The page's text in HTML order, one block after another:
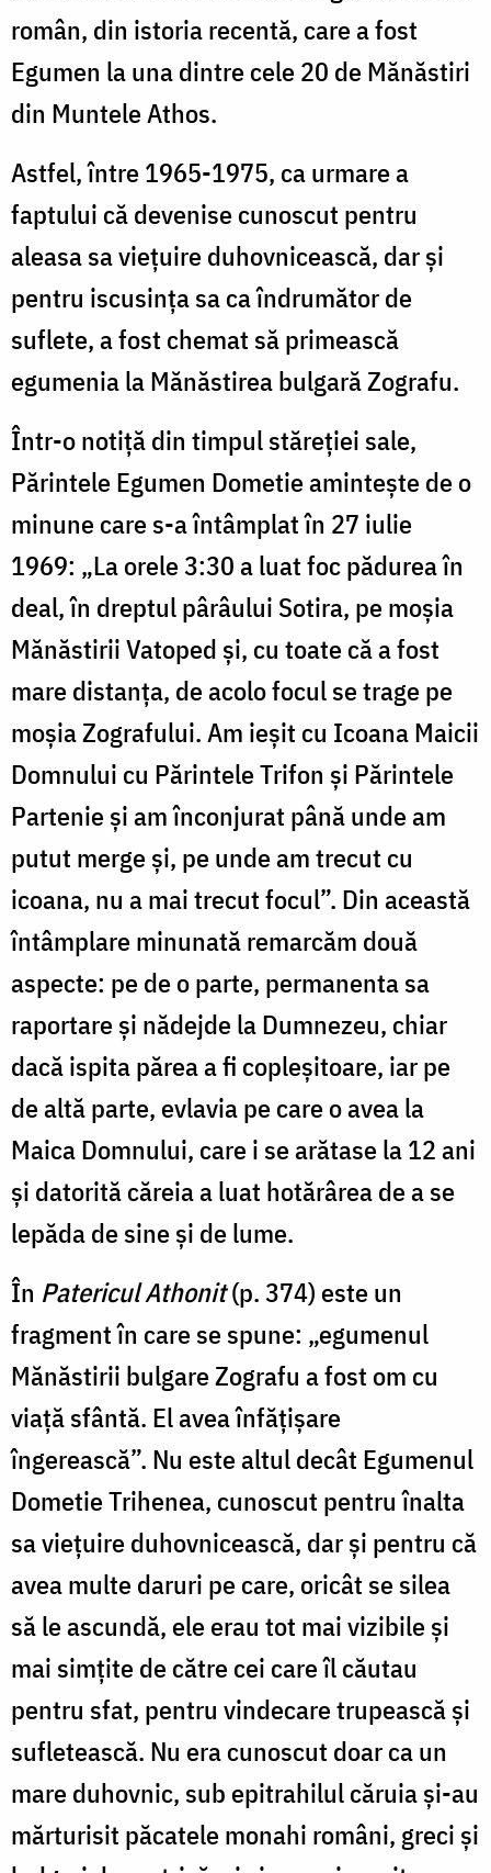
român, din istoria recentă, care a fost
Egumen la una dintre cele 20 de Mănăstiri
din Muntele Athos.
Astfel, între 1965-1975, ca urmare a
faptului că devenise cunoscut pentru
aleasa sa viețuire duhovnicească, dar și
pentru iscusința sa ca îndrumător de
suflete, a fost chemat să primească
egumenia la Mănăstirea bulgară Zografu.
Într-o notiță din timpul stăreției sale,
Părintele Egumen Dometie amintește de o
minune care s-a întâmplat în 27 iulie
1969: „La orele 3:30 a luat foc pădurea în
deal, în dreptul pârâului Sotira, pe moșia
Mănăstirii Vatoped și, cu toate că a fost
mare distanța, de acolo focul se trage pe
moșia Zografului. Am ieșit cu Icoana Maicii
Domnului cu Părintele Trifon și Părintele
Partenie și am înconjurat până unde am
putut merge și, pe unde am trecut cu
icoana, nu a mai trecut focul”. Din această
întâmplare minunată remarcăm două
aspecte: pe de o parte, permanenta sa
raportare și nădejde la Dumnezeu, chiar
dacă ispita părea a fi copleșitoare, iar pe
de altă parte, evlavia pe care o avea la
Maica Domnului, care i se arătase la 12 ani
și datorită căreia a luat hotărârea de a se
lepăda de sine și de lume.
În Patericul Athonit(p. 374) este un
fragment în care se spune: „egumenul
Mănăstirii bulgare Zografu a fost om cu
viață sfântă. El avea înfățișare
îngerească”. Nu este altul decât Egumenul
Dometie Trihenea, cunoscut pentru înalta
sa viețuire duhovnicească, dar și pentru că
avea multe daruri pe care, oricât se silea
să le ascundă, ele erau tot mai vizibile și
mai simțite de către cei care îl căutau
pentru sfat, pentru vindecare trupească și
sufletească. Nu era cunoscut doar ca un
mare duhovnic, sub epitrahilul căruia și-au
mărturisit păcatele monahi români, greci și